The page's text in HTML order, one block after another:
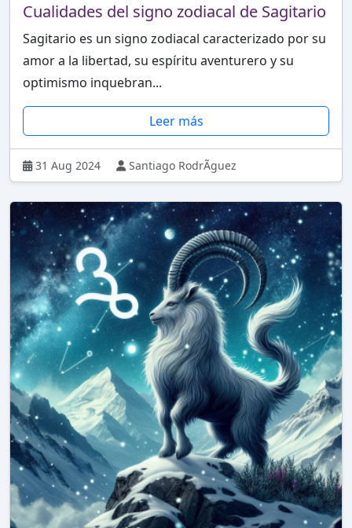
Cualidades del signo zodiacal de Sagitario
Sagitario es un signo zodiacal caracterizado por su
amor a la libertad, su espíritu aventurero y su
optimismo inquebran...
Leer más
31 Aug 2024 Santiago RodrÃ­guez